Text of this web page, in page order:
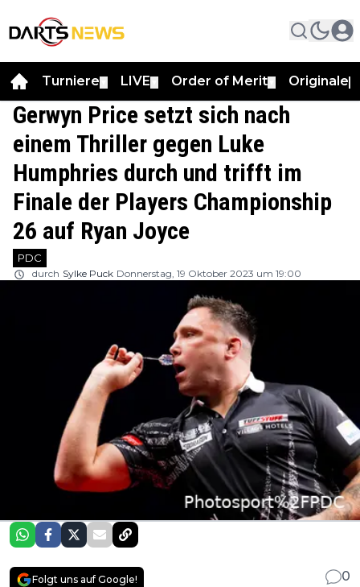
Turniere LIVE Order of Merit Originale
Gerwyn Price setzt sich nach
einem Thriller gegen Luke
Humphries durch und trifft im
Finale der Players Championship
26 auf Ryan Joyce
PDC
durch Sylke Puck Donnerstag, 19 Oktober 2023 um 19:00
Folgt uns auf Google!
0